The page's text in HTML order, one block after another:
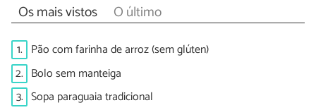
Os mais vistos O último
1. Pão com farinha de arroz (sem glúten)
2. Bolo sem manteiga
3. Sopa paraguaia tradicional